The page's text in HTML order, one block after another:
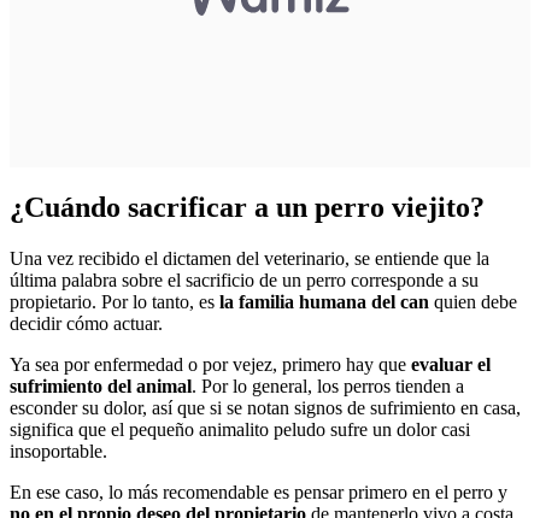
¿Cuándo sacrificar a un perro viejito?
Una vez recibido el dictamen del veterinario, se entiende que la
última palabra sobre el sacrificio de un perro corresponde a su
propietario. Por lo tanto, es la familia humana del can quien debe
decidir cómo actuar.
Ya sea por enfermedad o por vejez, primero hay que evaluar el
sufrimiento del animal. Por lo general, los perros tienden a
esconder su dolor, así que si se notan signos de sufrimiento en casa,
significa que el pequeño animalito peludo sufre un dolor casi
insoportable.
En ese caso, lo más recomendable es pensar primero en el perro y
no en el propio deseo del propietario de mantenerlo vivo a costa